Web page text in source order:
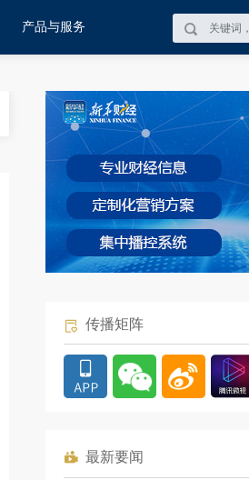
产品与服务
传播矩阵
最新要闻